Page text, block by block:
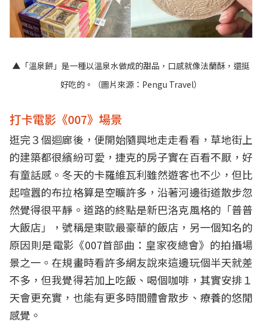
▲「溫泉餅」是一種以溫泉水做成的甜品，口感就像法蘭酥，還挺
好吃的。（圖片來源： Pengu Travel）
打卡電影《007》場景
逛完３個迴廊後，便開始隨興地走走看看，草地街上
的建築都很繽紛可愛，捷克的房子實在百看不厭，好
有童話感。冬天的卡羅維瓦利雖然遊客也不少，但比
起喧囂的布拉格算是空曠許多，沿著河邊街道散步忽
然覺得很平靜。道路的終點是新巴洛克風格的「普普
大飯店」，號稱是東歐最豪華的飯店，另一個知名的
原因則是電影《007首部曲：皇家夜總會》的拍攝場
景之一。在規畫時看許多網友說來這邊玩個半天就差
不多，但我覺得若加上吃飯、喝個咖啡，其實安排１
天會更充實，也能有更多時間體會散步、療養的悠閒
感覺。